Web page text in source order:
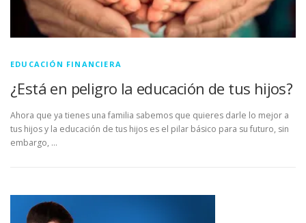
EDUCACIÓN FINANCIERA
¿Está en peligro la educación de tus hijos?
Ahora que ya tienes una familia sabemos que quieres darle lo mejor a
tus hijos y la educación de tus hijos es el pilar básico para su futuro, sin
embargo, …